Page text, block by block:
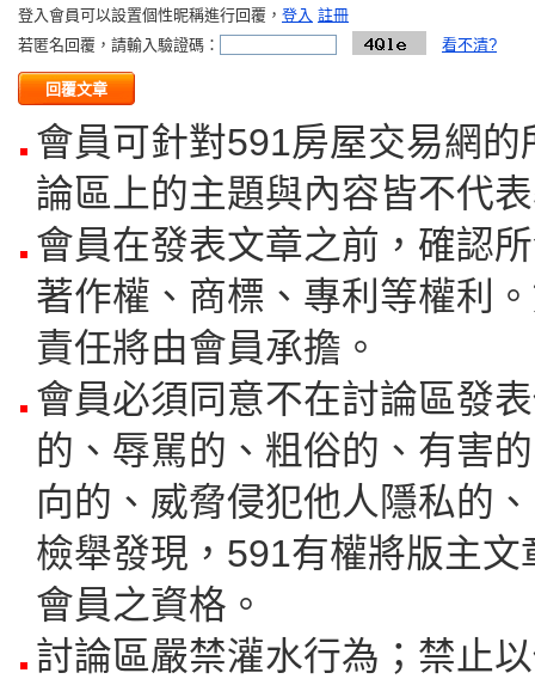
登入會員可以設置個性昵稱進行回覆， 登入 註冊
若匿名回覆，請輸入驗證碼：
看不清?
會員可針對591房屋交易網
論區上的主題與內容皆不代
會員在發表文章之前，確認
著作權、商標、專利等權利
責任將由會員承擔。
會員必須同意不在討論區發
的、辱駡的、粗俗的、有害
向的、威脅侵犯他人隱私的
檢舉發現，591有權將版主
會員之資格。
討論區嚴禁灌水行為；禁止